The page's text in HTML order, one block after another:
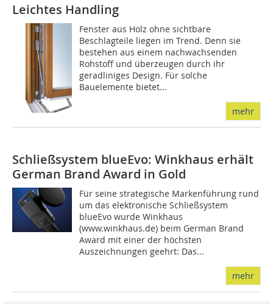
Leichtes Handling
Fenster aus Holz ohne sichtbare
Beschlagteile liegen im Trend. Denn sie
bestehen aus einem nachwachsenden
Rohstoff und überzeugen durch ihr
geradliniges Design. Für solche
Bauelemente bietet...
mehr
Schließsystem blueEvo: Winkhaus erhält
German Brand Award in Gold
Für seine strategische Markenführung rund
um das elektronische Schließsystem
blueEvo wurde Winkhaus
(www.winkhaus.de) beim German Brand
Award mit einer der höchsten
Auszeichnungen geehrt: Das...
mehr